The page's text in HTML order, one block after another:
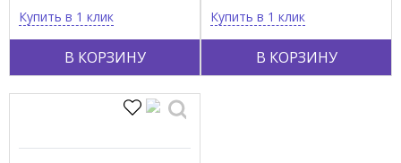
В КОРЗИНУ
Купить в 1 клик
В КОРЗИНУ
Купить в 1 клик